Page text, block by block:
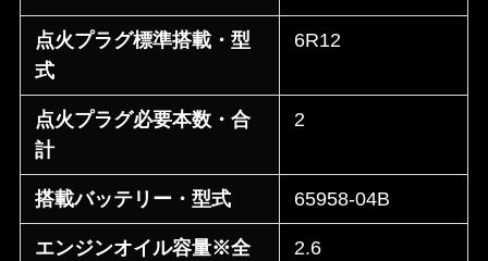
点火プラグ標準搭載・型
式
6R12
点火プラグ必要本数・合
計
2
搭載バッテリー・型式 65958-04B
エンジンオイル容量※全
2.6